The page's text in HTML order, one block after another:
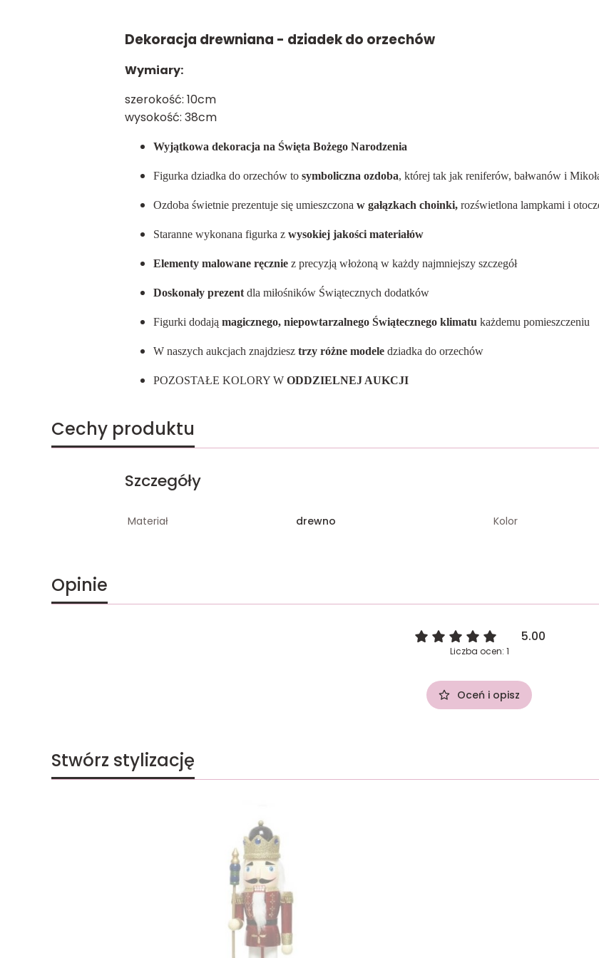
Dekoracja drewniana - dziadek do orzechów
Wymiary:
szerokość: 10cm
wysokość: 38cm
Wyjątkowa dekoracja na Święta Bożego Narodzenia
Figurka dziadka do orzechów to symboliczna ozdoba, której tak jak reniferów, bałwanów i
Ozdoba świetnie prezentuje się umieszczona w gałązkach choinki,rozświetlona lampkami i
Staranne wykonana figurka z wysokiej jakości materiałów
Elementy malowane ręczniez precyzją włożoną w każdy najmniejszy szczegół
Doskonały prezentdla miłośników Świątecznych dodatków
Figurki dodają magicznego, niepowtarzalnego Świątecznego klimatu każdemu pomieszczeniu
W naszych aukcjach znajdziesz trzy różne modeledziadka do orzechów
POZOSTAŁE KOLORY WODDZIELNEJ AUKCJI
Cechy produktu
Szczegóły
Materiał drewno Kolor
Opinie
5.00
Liczba ocen: 1
Oceń i opisz
Stwórz stylizację